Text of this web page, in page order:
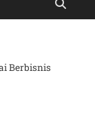
Berbisnis